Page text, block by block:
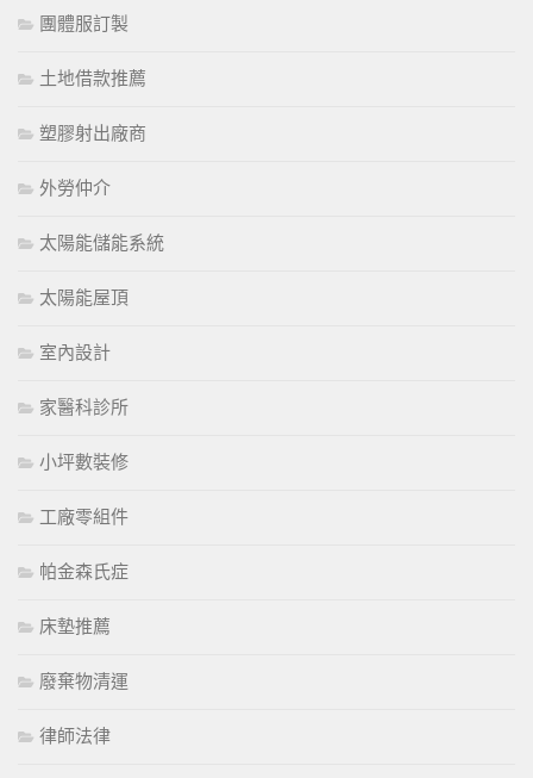
團體服訂製
土地借款推薦
塑膠射出廠商
外勞仲介
太陽能儲能系統
太陽能屋頂
室內設計
家醫科診所
小坪數裝修
工廠零組件
帕金森氏症
床墊推薦
廢棄物清運
律師法律